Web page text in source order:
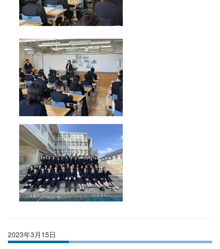
2023年3月15日